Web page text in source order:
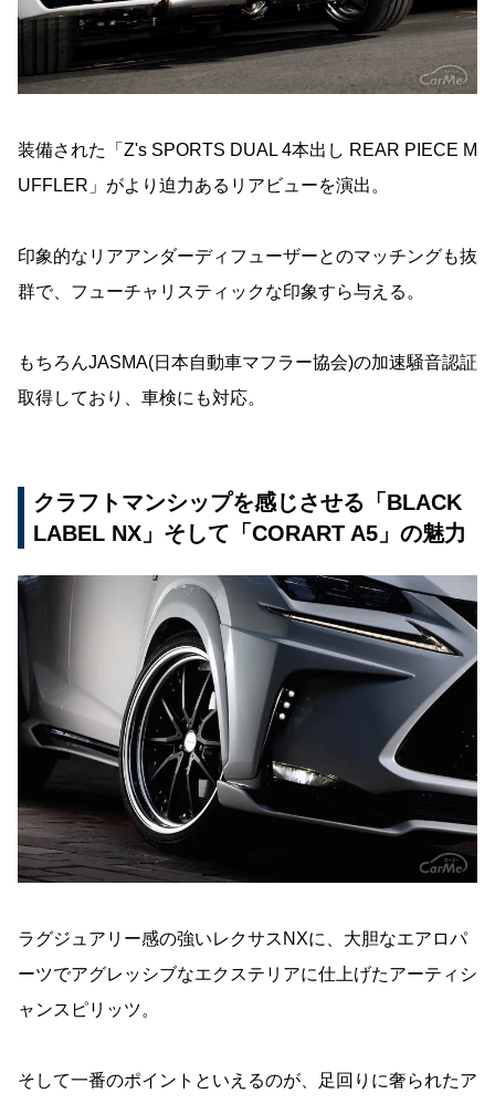
装備された「Z's SPORTS DUAL 4本出し REAR PIECE M
UFFLER」がより迫力あるリアビューを演出。
印象的なリアアンダーディフューザーとのマッチングも抜
群で、フューチャリスティックな印象すら与える。
もちろんJASMA(日本自動車マフラー協会)の加速騒音認証
取得しており、車検にも対応。
クラフトマンシップを感じさせる「BLACK
LABEL NX」そして「CORART A5」の魅力
ラグジュアリー感の強いレクサスNXに、大胆なエアロパ
ーツでアグレッシブなエクステリアに仕上げたアーティシ
ャンスピリッツ。
そして一番のポイントといえるのが、足回りに奢られたア